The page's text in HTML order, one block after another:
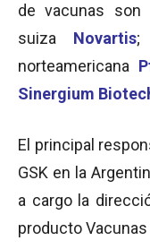
de vacunas son
suiza Novartis;
norteamericana
Sinergium
El principal
GSK en la
a cargo la
producto